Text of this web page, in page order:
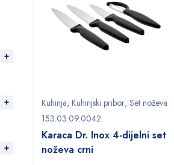
Kuhinja, Kuhinjski pribor, Set noževa
153.03.09.0042
Karaca Dr. Inox 4-dijelni set
noževa crni